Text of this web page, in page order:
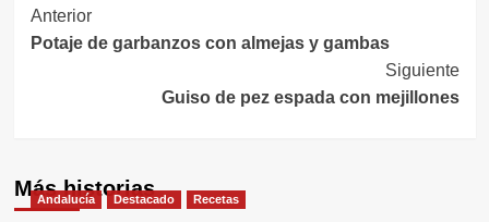
Navegación
de
entradas
Anterior
Potaje de garbanzos con almejas y gambas
Siguiente
Guiso de pez espada con mejillones
Más historias
Andalucía Destacado Recetas